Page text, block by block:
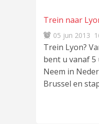
Trein naar
05 jun 2013
Trein Lyon?
bent u vanaf
Neem in
Brussel en